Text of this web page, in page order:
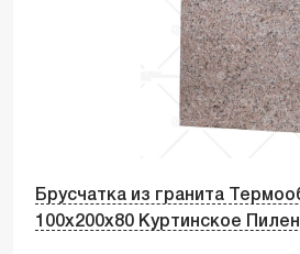
Брусчатка из гранита
100х200х80 Куртинское